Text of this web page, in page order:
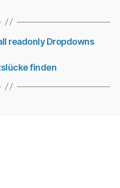
readonly Dropdowns
finden